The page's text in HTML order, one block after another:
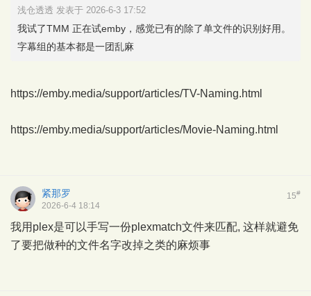
浅仓透透 发表于 2026-6-3 17:52
我试了TMM 正在试emby，感觉已有的除了单文件的识别好用。
字幕组的基本都是一团乱麻
https://emby.media/support/articles/TV-Naming.html
https://emby.media/support/articles/Movie-Naming.html
15#
紧那罗
2026-6-4 18:14
我用plex是可以手写一份plexmatch文件来匹配, 这样就避免
了要把做种的文件名字改掉之类的麻烦事